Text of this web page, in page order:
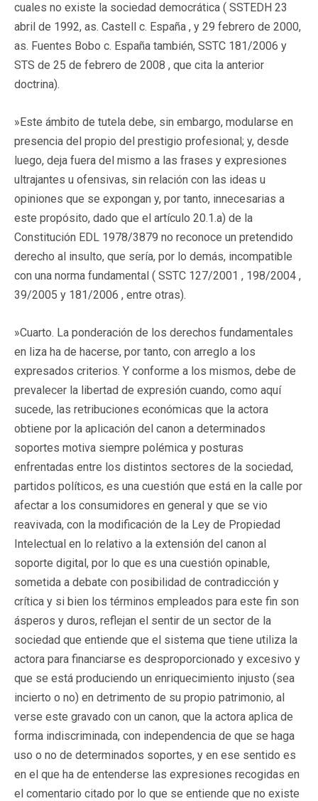
cuales no existe la sociedad democrática ( SSTEDH 23
abril de 1992, as. Castell c. España , y 29 febrero de 2000,
as. Fuentes Bobo c. España también, SSTC 181/2006 y
STS de 25 de febrero de 2008 , que cita la anterior
doctrina).
»Este ámbito de tutela debe, sin embargo, modularse en
presencia del propio del prestigio profesional; y, desde
luego, deja fuera del mismo a las frases y expresiones
ultrajantes u ofensivas, sin relación con las ideas u
opiniones que se expongan y, por tanto, innecesarias a
este propósito, dado que el artículo 20.1.a) de la
Constitución EDL 1978/3879 no reconoce un pretendido
derecho al insulto, que sería, por lo demás, incompatible
con una norma fundamental ( SSTC 127/2001 , 198/2004 ,
39/2005 y 181/2006 , entre otras).
»Cuarto. La ponderación de los derechos fundamentales
en liza ha de hacerse, por tanto, con arreglo a los
expresados criterios. Y conforme a los mismos, debe de
prevalecer la libertad de expresión cuando, como aquí
sucede, las retribuciones económicas que la actora
obtiene por la aplicación del canon a determinados
soportes motiva siempre polémica y posturas
enfrentadas entre los distintos sectores de la sociedad,
partidos políticos, es una cuestión que está en la calle por
afectar a los consumidores en general y que se vio
reavivada, con la modificación de la Ley de Propiedad
Intelectual en lo relativo a la extensión del canon al
soporte digital, por lo que es una cuestión opinable,
sometida a debate con posibilidad de contradicción y
crítica y si bien los términos empleados para este fin son
ásperos y duros, reflejan el sentir de un sector de la
sociedad que entiende que el sistema que tiene utiliza la
actora para financiarse es desproporcionado y excesivo y
que se está produciendo un enriquecimiento injusto (sea
incierto o no) en detrimento de su propio patrimonio, al
verse este gravado con un canon, que la actora aplica de
forma indiscriminada, con independencia de que se haga
uso o no de determinados soportes, y en ese sentido es
en el que ha de entenderse las expresiones recogidas en
el comentario citado por lo que se entiende que no existe